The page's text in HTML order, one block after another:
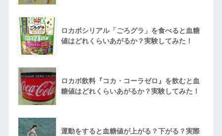
ロカボシリアル「ごろグラ」を食べると血糖
値はどれくらいあがるか？実験してみた！
ロカボ飲料『コカ・コーラゼロ』を飲むと血
糖値はどれくらいあがるか？実験してみた！
運動をすると血糖値が上がる？下がる？実際